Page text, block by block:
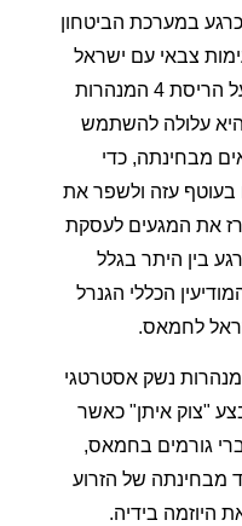
במערכת הביטחון
צבאי עם ישראל
ולכן היא לא הגיבה באופן צבאי על הריסת 4 המנהרות
עלולה להשתמש
מבחינתה, כדי
בעוטף עזה ולשפר את
את המגעים לעסקת
בין היתר בגלל
הכללי הגנרל
לחמאס.
נשק אסטרטגי
"צוק איתן" כאשר
גורמים בחמאס,
מבחינתה של הזרוע
היוזמה בידיה.